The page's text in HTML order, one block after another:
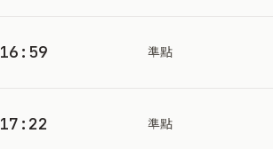
16:59 準點
17:22 準點